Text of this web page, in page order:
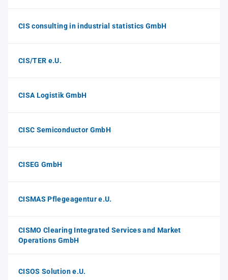
CIS consulting in industrial statistics GmbH
CIS/TER e.U.
CISA Logistik GmbH
CISC Semiconductor GmbH
CISEG GmbH
CISMAS Pflegeagentur e.U.
CISMO Clearing Integrated Services and Market
Operations GmbH
CISOS Solution e.U.